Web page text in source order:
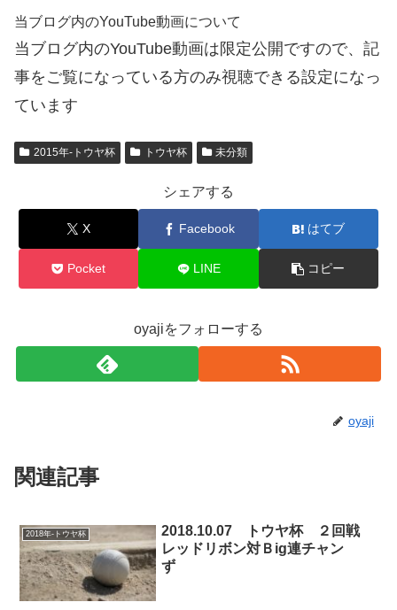
当ブログ内のYouTube動画について
当ブログ内のYouTube動画は限定公開ですので、記
事をご覧になっている方のみ視聴できる設定になっ
ています
2015年-トウヤ杯 トウヤ杯 未分類
シェアする
X Facebook はてブ
Pocket LINE コピー
oyajiをフォローする
oyaji
関連記事
2018年-トウヤ杯
2018.10.07 トウヤ杯 ２回戦
レッドリボン対Ｂig連チャン
ず